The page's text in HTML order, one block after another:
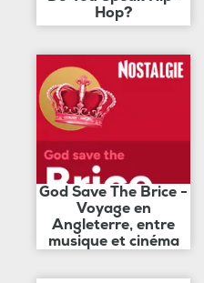
Hop?
God Save The Brice -
Voyage en
Angleterre, entre
musique et cinéma